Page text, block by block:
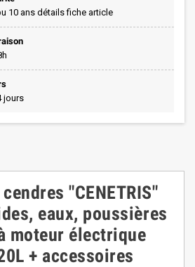
10 ans détails fiche article
jours
"CENETRIS"
eaux, poussières
moteur électrique
+ accessoires